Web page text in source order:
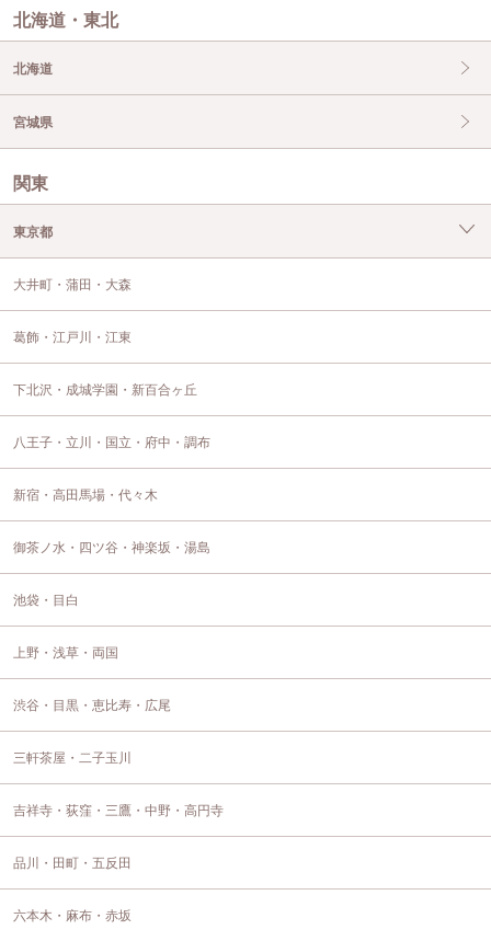
北海道・東北
北海道
宮城県
関東
東京都
大井町・蒲田・大森
葛飾・江戸川・江東
下北沢・成城学園・新百合ヶ丘
八王子・立川・国立・府中・調布
新宿・高田馬場・代々木
御茶ノ水・四ツ谷・神楽坂・湯島
池袋・目白
上野・浅草・両国
渋谷・目黒・恵比寿・広尾
三軒茶屋・二子玉川
吉祥寺・荻窪・三鷹・中野・高円寺
品川・田町・五反田
六本木・麻布・赤坂